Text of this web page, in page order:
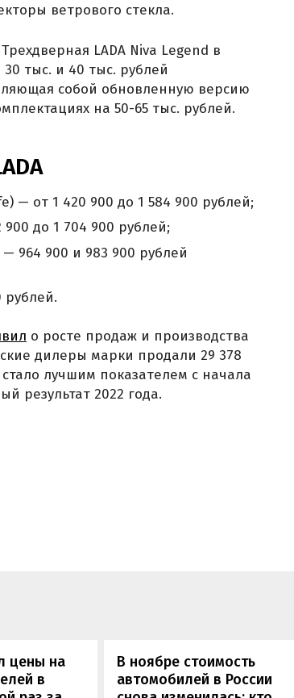
ветрового стекла.
LADA Niva Legend в
тыс. и 40 тыс. рублей
собой обновленную версию
на 50-65 тыс. рублей.
— от 1 420 900 до 1 584 900 рублей;
900 до 1 704 900 рублей;
964 900 и 983 900 рублей
рублей.
о росте продаж и производства
дилеры марки продали 29 378
лучшим показателем с начала
результат 2022 года.
цены на
в
В ноябре стоимость
автомобилей в России